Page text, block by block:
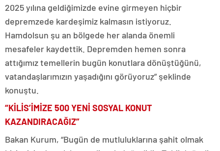
2025 yılına geldiğimizde evine girmeyen hiçbir
depremzede kardeşimiz kalmasın istiyoruz.
Hamdolsun şu an bölgede her alanda önemli
mesafeler kaydettik. Depremden hemen sonra
attığımız temellerin bugün konutlara dönüştüğünü,
vatandaşlarımızın yaşadığını görüyoruz” şeklinde
konuştu.
“KİLİS’İMİZE 500 YENİ SOSYAL KONUT
KAZANDIRACAĞIZ”
Bakan Kurum, “Bugün de mutluluklarına şahit olmak